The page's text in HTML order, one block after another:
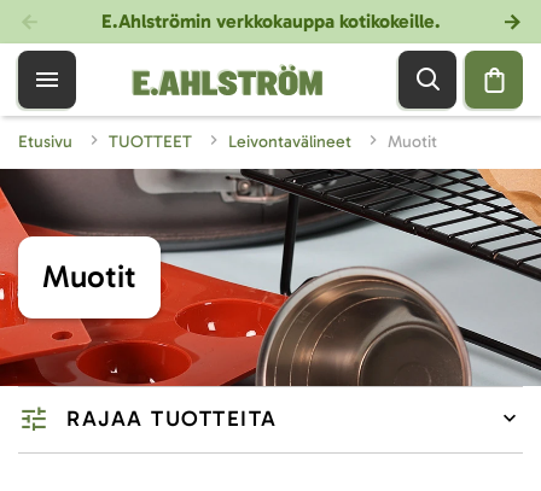
E.Ahlströmin verkkokauppa kotikokeille.
Etusivu TUOTTEET Leivontavälineet Muotit
Muotit
RAJAA TUOTTEITA